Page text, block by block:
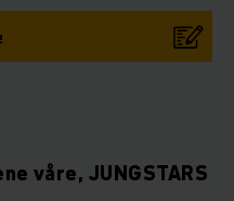
våre, JUNGSTARS